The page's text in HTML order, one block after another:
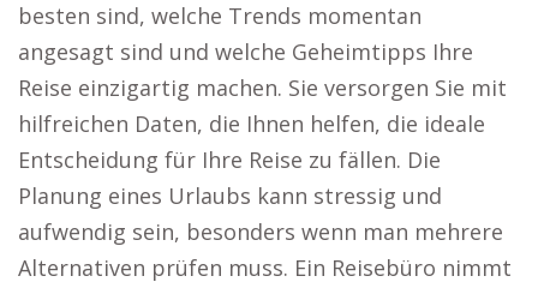
besten sind, welche Trends momentan
angesagt sind und welche Geheimtipps Ihre
Reise einzigartig machen. Sie versorgen Sie mit
hilfreichen Daten, die Ihnen helfen, die ideale
Entscheidung für Ihre Reise zu fällen. Die
Planung eines Urlaubs kann stressig und
aufwendig sein, besonders wenn man mehrere
Alternativen prüfen muss. Ein Reisebüro nimmt